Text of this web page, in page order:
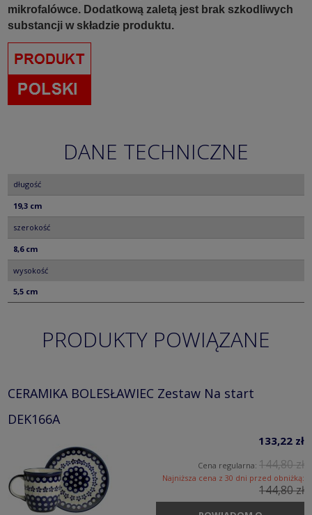
mikrofalówce. Dodatkową zaletą jest brak szkodliwych
substancji w składzie produktu.
DANE TECHNICZNE
długość
19,3 cm
szerokość
8,6 cm
wysokość
5,5 cm
PRODUKTY POWIĄZANE
CERAMIKA BOLESŁAWIEC Zestaw Na start
DEK166A
133,22 zł
Cena regularna: 144,80 zł
Najniższa cena z 30 dni przed obniżką:
144,80 zł